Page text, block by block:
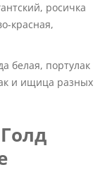
росичка
красная,
белая, портулак
и ищица разных